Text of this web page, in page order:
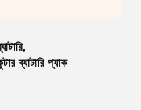
,
ব্যাটারি প্যাক